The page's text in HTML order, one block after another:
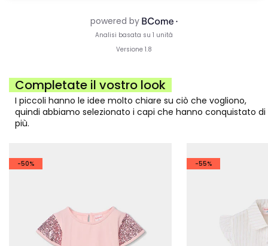
Completate il vostro look
I piccoli hanno le idee molto chiare su ciò che vogliono,
quindi abbiamo selezionato i capi che hanno conquistato di
più.
-50% -55%